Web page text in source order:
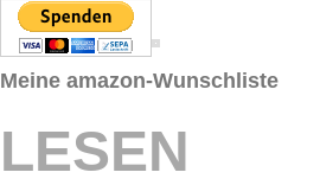
Meine amazon-Wunschliste
LESEN